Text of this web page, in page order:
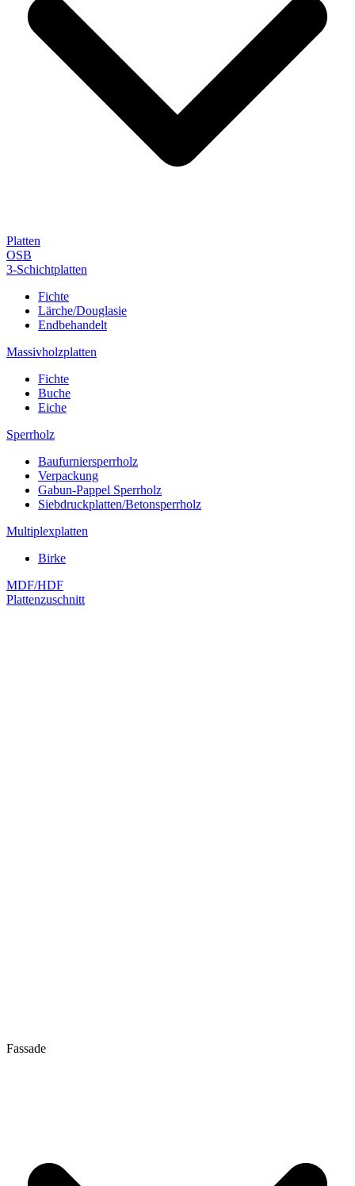
Platten
OSB
3-Schichtplatten
Fichte
Lärche/Douglasie
Endbehandelt
Massivholzplatten
Fichte
Buche
Eiche
Sperrholz
Baufurniersperrholz
Verpackung
Gabun-Pappel Sperrholz
Siebdruckplatten/Betonsperrholz
Multiplexplatten
Birke
MDF/HDF
Plattenzuschnitt
Fassade